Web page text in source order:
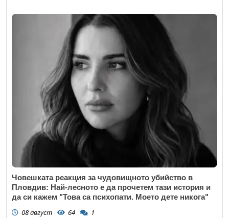
Човешката реакция за чудовищното убийство в
Пловдив: Най-лесното е да прочетем тази история и
да си кажем "Това са психопати. Моето дете никога"
08 август 64 1